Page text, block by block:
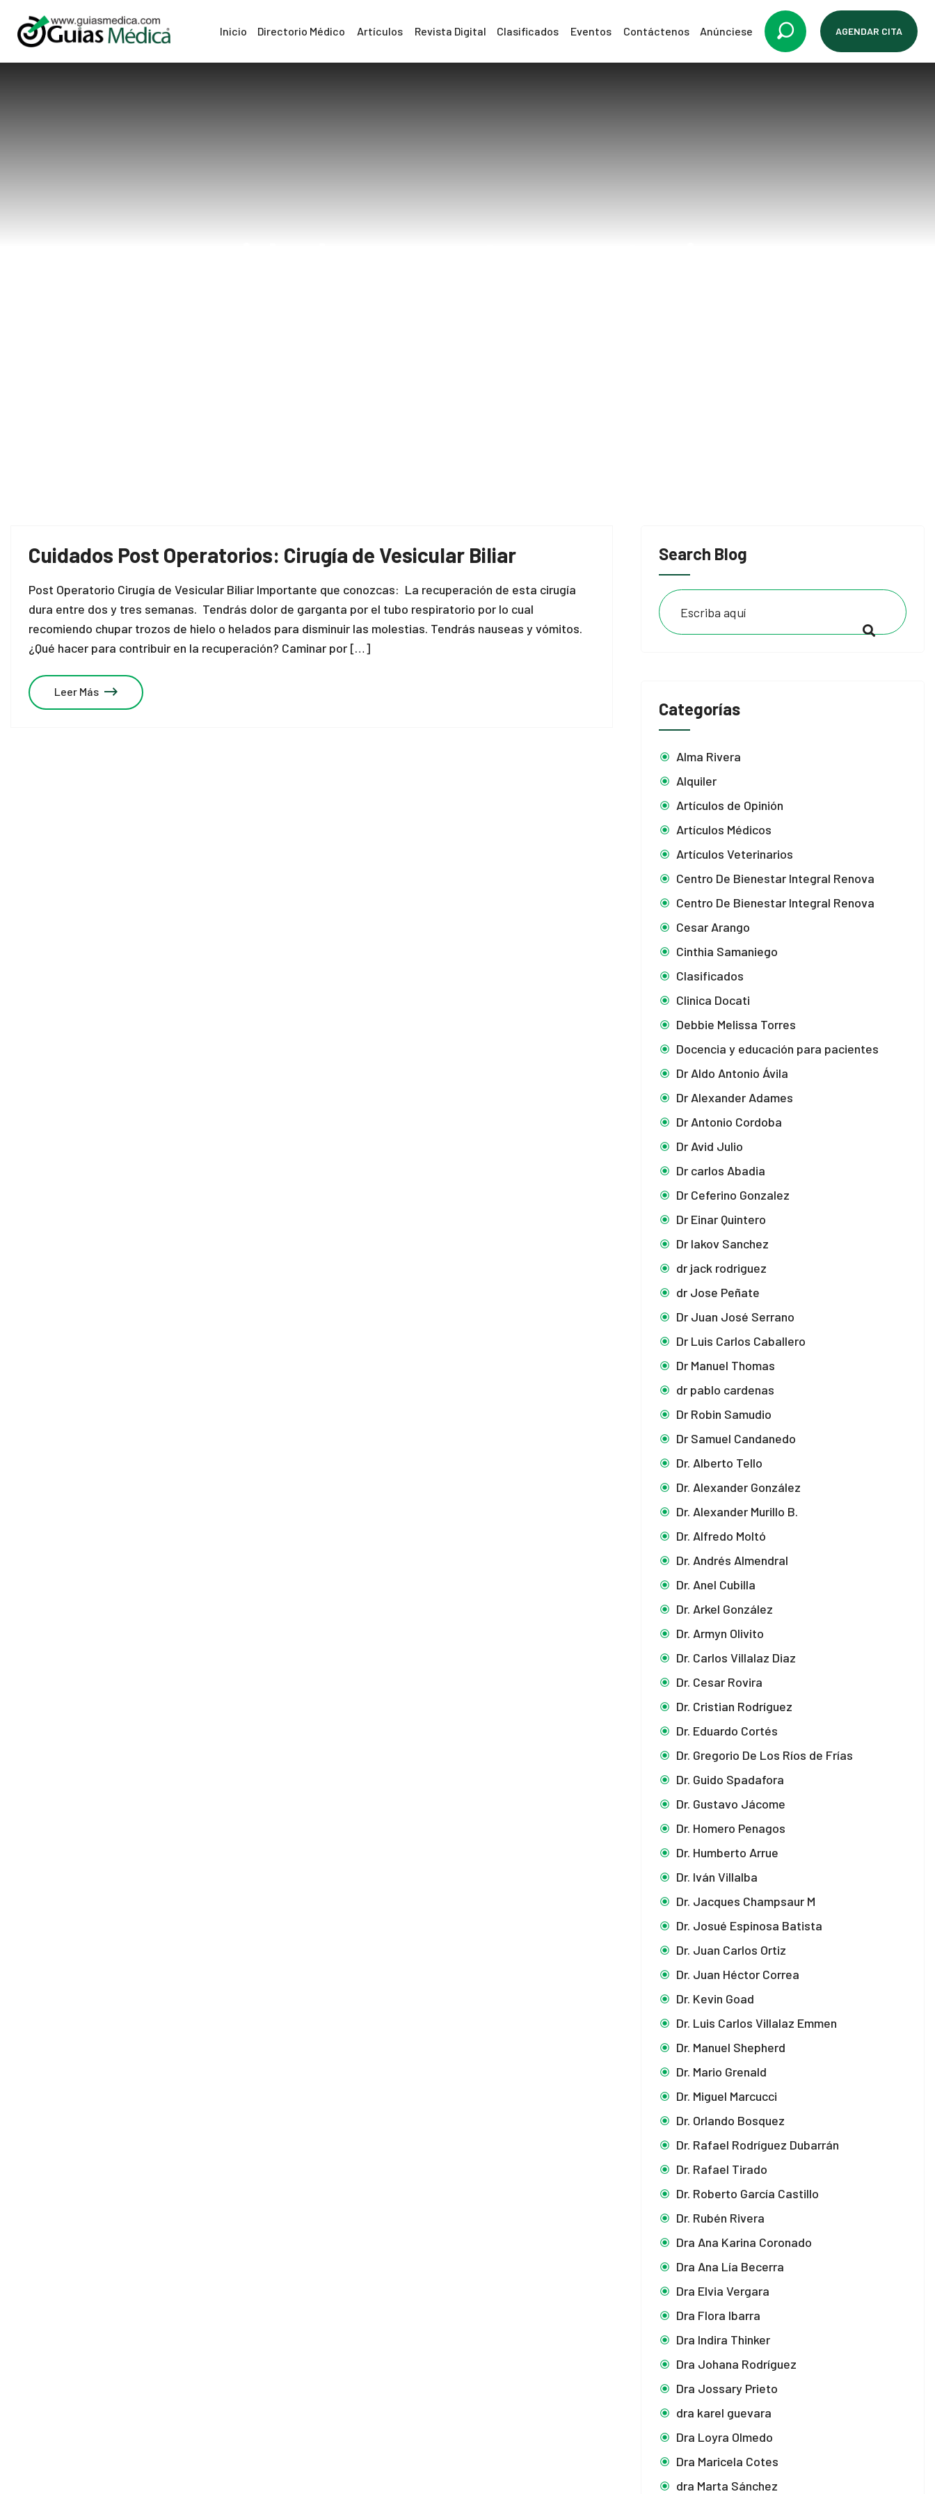
Inicio Directorio Médico Artículos Revista Digital Clasificados Eventos Contáctenos Anúnciese AGENDAR CITA
Search Blog
Categorías
Alma Rivera
Alquiler
Artículos de Opinión
Artículos Médicos
Artículos Veterinarios
Centro De Bienestar Integral Renova
Centro De Bienestar Integral Renova
Cesar Arango
Cinthia Samaniego
Clasificados
Clinica Docati
Debbie Melissa Torres
Docencia y educación para pacientes
Dr Aldo Antonio Ávila
Dr Alexander Adames
Dr Antonio Cordoba
Dr Avid Julio
Dr carlos Abadia
Dr Ceferino Gonzalez
Dr Einar Quintero
Dr Iakov Sanchez
dr jack rodriguez
dr Jose Peñate
Dr Juan José Serrano
Dr Luis Carlos Caballero
Dr Manuel Thomas
dr pablo cardenas
Dr Robin Samudio
Dr Samuel Candanedo
Dr. Alberto Tello
Dr. Alexander González
Dr. Alexander Murillo B.
Dr. Alfredo Moltó
Dr. Andrés Almendral
Dr. Anel Cubilla
Dr. Arkel González
Dr. Armyn Olivito
Dr. Carlos Villalaz Diaz
Dr. Cesar Rovira
Dr. Cristian Rodríguez
Dr. Eduardo Cortés
Dr. Gregorio De Los Ríos de Frías
Dr. Guido Spadafora
Dr. Gustavo Jácome
Dr. Homero Penagos
Dr. Humberto Arrue
Dr. Iván Villalba
Dr. Jacques Champsaur M
Dr. Josué Espinosa Batista
Dr. Juan Carlos Ortiz
Dr. Juan Héctor Correa
Dr. Kevin Goad
Dr. Luis Carlos Villalaz Emmen
Dr. Manuel Shepherd
Dr. Mario Grenald
Dr. Miguel Marcucci
Dr. Orlando Bosquez
Dr. Rafael Rodríguez Dubarrán
Dr. Rafael Tirado
Dr. Roberto García Castillo
Dr. Rubén Rivera
Dra Ana Karina Coronado
Dra Ana Lía Becerra
Dra Elvia Vergara
Dra Flora Ibarra
Dra Indira Thinker
Dra Johana Rodríguez
Dra Jossary Prieto
dra karel guevara
Dra Loyra Olmedo
Dra Maricela Cotes
dra Marta Sánchez
Cuidados Post Operatorios: Cirugía de Vesicular Biliar
Post Operatorio Cirugía de Vesicular Biliar Importante que conozcas: La recuperación de esta cirugía
dura entre dos y tres semanas. Tendrás dolor de garganta por el tubo respiratorio por lo cual
recomiendo chupar trozos de hielo o helados para disminuir las molestias. Tendrás nauseas y vómitos.
¿Qué hacer para contribuir en la recuperación? Caminar por […]
Leer Más